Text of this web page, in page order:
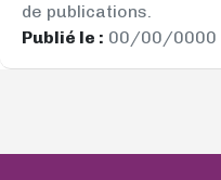
de publications.
Publié le : 00/00/0000